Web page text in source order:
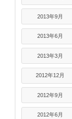
2013年9月
2013年6月
2013年3月
2012年12月
2012年9月
2012年6月